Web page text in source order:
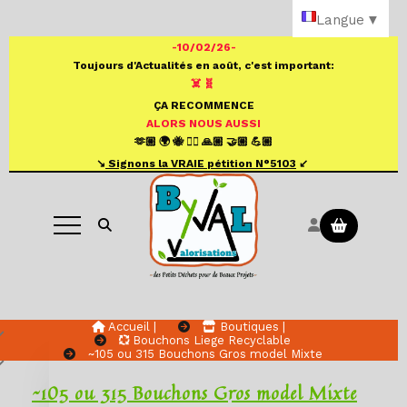
-10/02/26-
Toujours d'Actualités en août, c'est important:
☠️ 🧬
ÇA RECOMMENCE
ALORS NOUS AUSSI
🫶🏼 🌍 🐝 ✍🏼 🙏🏼 🤝🏼 💪🏼
↘️ Signons la VRAIE pétition N°5103 ↙️
Ouvrir la recherche
Accueil |
Boutiques |
Bouchons Liege Recyclable
~105 ou 315 Bouchons Gros model Mixte
~105 ou 315 Bouchons Gros model Mixte
Langue ▼